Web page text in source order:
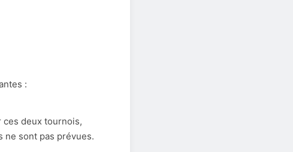
:
ces deux tournois,
ne sont pas prévues.